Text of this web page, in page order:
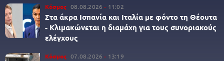
Κόσμος 08.08.2026 11:02
Στα άκρα Ισπανία και Ιταλία με φόντο τη Θέουτα
- Κλιμακώνεται η διαμάχη για τους συνοριακούς
ελέγχους
Κόσμος 07.08.2026 13:19